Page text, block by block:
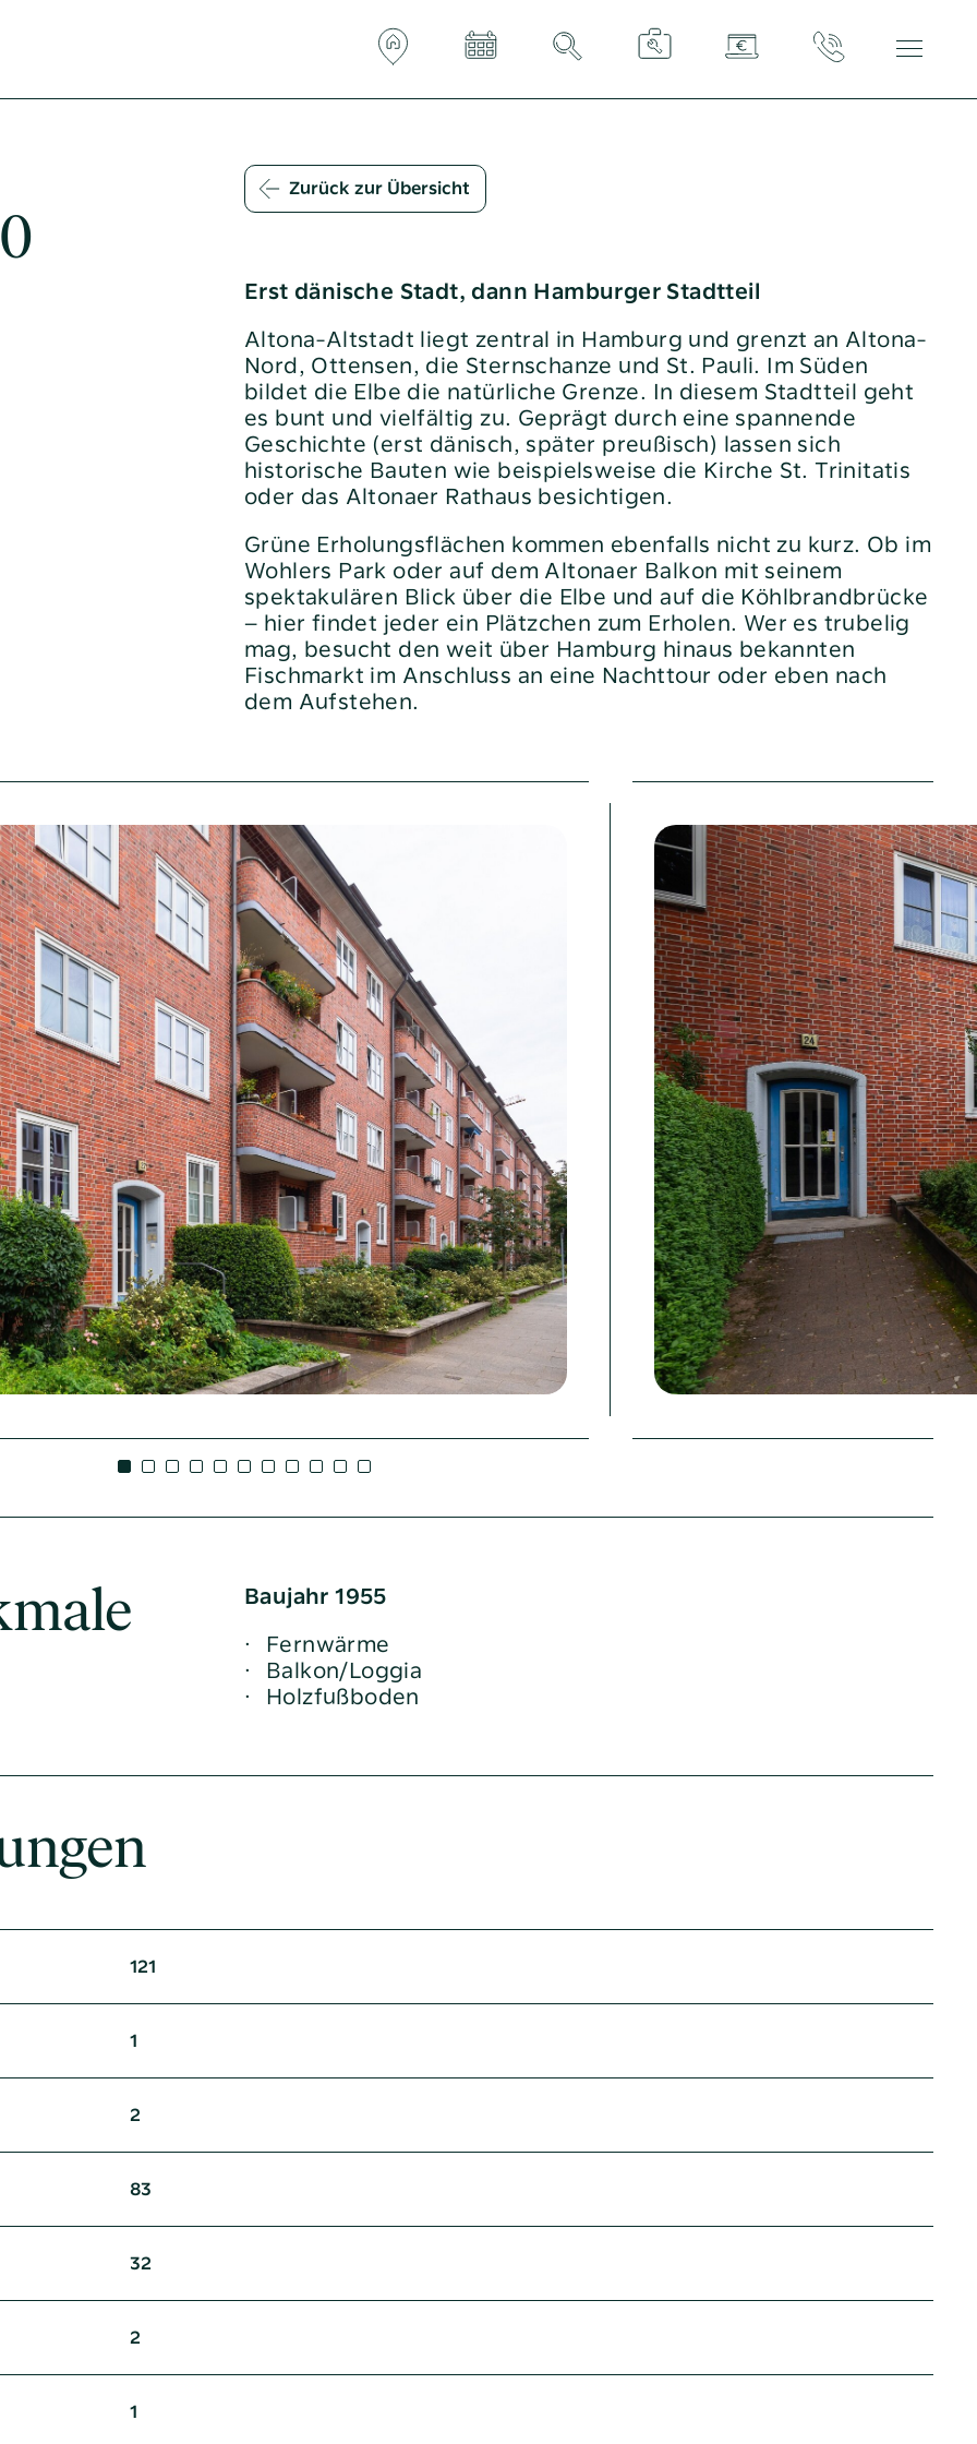
altoba-card
Downloads
Elektronische Wasserzähler
E-Mobilität bei der altoba
Glasfaser
Häufige Fragen
Hausnotruf
Heizen und Energie sparen
Nachbarn helfen
Sie möchten sich beschweren?
Soziale Beratung
Veränderungen beim
Kabelfernsehen
Geschäftsberichte
Neuigkeiten
noa4
Pressemitteilungen
Service
Pressekontakt
Sparen
aktiv e.V.
Wunschtermin vereinbaren
Zurück zur Übersicht
Erst dänische Stadt, dann Hamburger Stadtteil
Altona-Altstadt liegt zentral in Hamburg und grenzt an Altona-
Nord, Ottensen, die Sternschanze und St. Pauli. Im Süden
bildet die Elbe die natürliche Grenze. In diesem Stadtteil geht
es bunt und vielfältig zu. Geprägt durch eine spannende
Geschichte (erst dänisch, später preußisch) lassen sich
historische Bauten wie beispielsweise die Kirche St. Trinitatis
oder das Altonaer Rathaus besichtigen.
Grüne Erholungsflächen kommen ebenfalls nicht zu kurz. Ob im
Wohlers Park oder auf dem Altonaer Balkon mit seinem
spektakulären Blick über die Elbe und auf die Köhlbrandbrücke
– hier findet jeder ein Plätzchen zum Erholen. Wer es trubelig
mag, besucht den weit über Hamburg hinaus bekannten
Fischmarkt im Anschluss an eine Nachttour oder eben nach
dem Aufstehen.
Baujahr 1955
Fernwärme
Balkon/Loggia
Holzfußboden
121
1
2
83
32
2
1